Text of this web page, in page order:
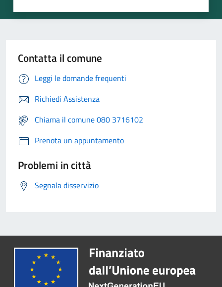
Contatta il comune
Leggi le domande frequenti
Richiedi Assistenza
Chiama il comune 080 3716102
Prenota un appuntamento
Problemi in città
Segnala disservizio